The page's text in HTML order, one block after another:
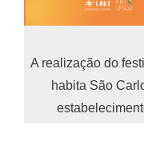
A realização do
habita São